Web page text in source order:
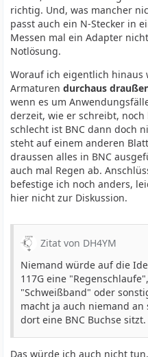
richtig. Und, was mancher
passt auch ein N-Stecker in
Messen mal ein Adapter
Notlösung.
Worauf ich eigentlich hinaus
Armaturendurchaus
wenn es um
derzeit, wie er schreibt,
schlecht ist BNC dann doch
steht auf einem anderen
draussen alles in BNC
auch mal Regen ab.
befestige ich noch anders,
hier nicht zur Diskussion.
Zitat von DH4YM
Niemand würde auf die
117G eine
"Schweißband" oder
macht ja auch niemand
dort eine BNC Buchse sitzt.
Das würde ich auch nicht